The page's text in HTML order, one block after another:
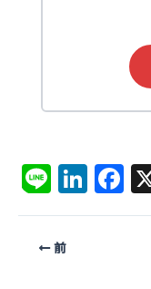
Li
n
e
Li
n
F
a
前